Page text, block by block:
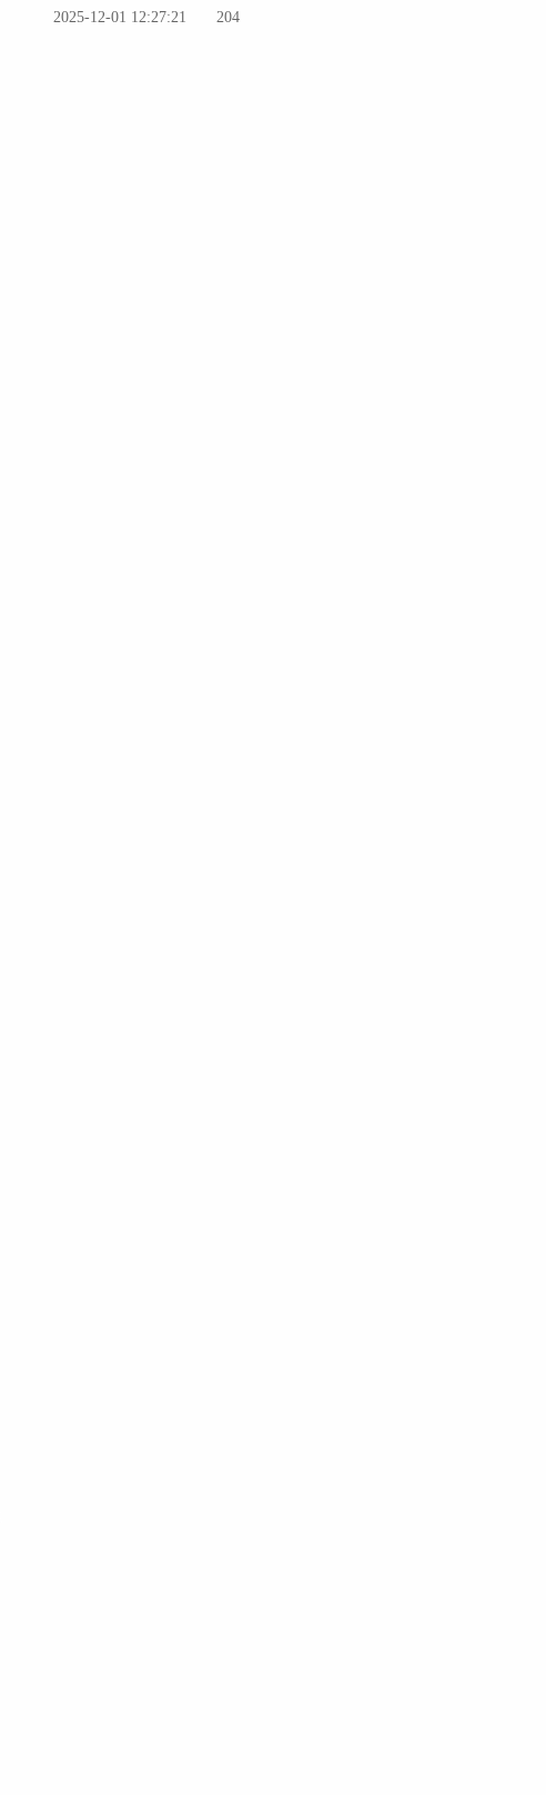
2025-12-01 12:27:21
204